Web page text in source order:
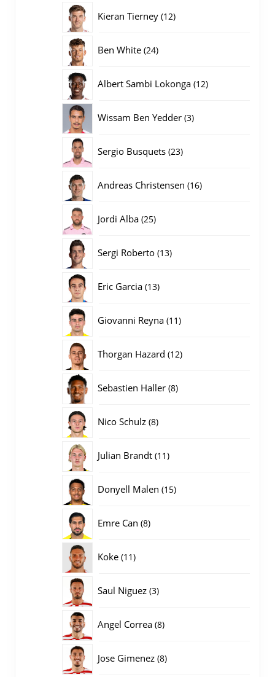
Kieran Tierney 1212
Ben White 2424
Albert Sambi Lokonga 1212
Wissam Ben Yedder 33
Sergio Busquets 2323
Andreas Christensen 1616
Jordi Alba 2525
Sergi Roberto 1313
Eric Garcia 1313
Giovanni Reyna 1111
Thorgan Hazard 1212
Sebastien Haller 88
Nico Schulz 88
Julian Brandt 1111
Donyell Malen 1515
Emre Can 88
Koke 1111
Saul Niguez 33
Angel Correa 88
Jose Gimenez 88